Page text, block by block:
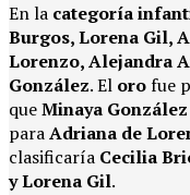
En la categoría
Burgos, Lorena Gil,
Lorenzo, Alejandra
González. El oro fue
queMinaya González
paraAdriana de
clasificaría Cecilia
y Lorena Gil.